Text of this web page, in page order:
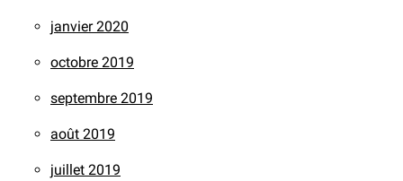
janvier 2020
octobre 2019
septembre 2019
août 2019
juillet 2019